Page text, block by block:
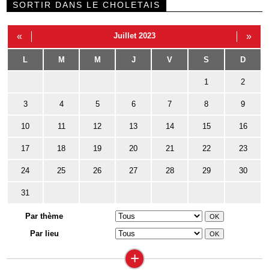
SORTIR DANS LE CHOLETAIS
« Juillet 2023 »
L M M J V S D
1 2
3 4 5 6 7 8 9
10 11 12 13 14 15 16
17 18 19 20 21 22 23
24 25 26 27 28 29 30
31
Par thème
Par lieu
+